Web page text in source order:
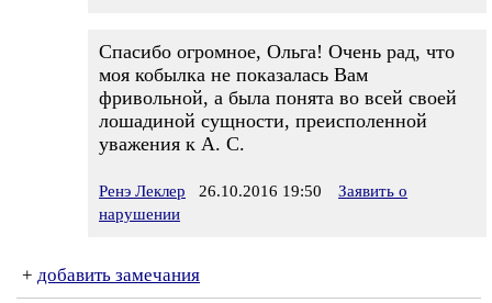
Спасибо огромное, Ольга! Очень рад, что
моя кобылка не показалась Вам
фривольной, а была понята во всей своей
лошадиной сущности, преисполенной
уважения к А. С.
Ренэ Леклер 26.10.2016 19:50
Заявить о
нарушении
+ добавить замечания